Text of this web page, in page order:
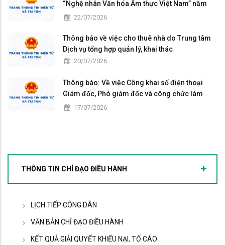
“Nghệ nhân Văn hóa Ẩm thực Việt Nam” năm
202622/07/2026
Thông báo về việc cho thuê nhà do Trung tâm
Dịch vụ tổng hợp quản lý, khai thác
20/07/2026
Thông báo: Về việc Công khai số điện thoại
Giám đốc, Phó giám đốc và công chức làm
việc tại Trung tâm Phục vụ hành chính công xã
17/07/2026
THÔNG TIN CHỈ ĐẠO ĐIỀU HÀNH
LỊCH TIẾP CÔNG DÂN
VĂN BẢN CHỈ ĐẠO ĐIỀU HÀNH
KẾT QUẢ GIẢI QUYẾT KHIẾU NẠI, TỐ CÁO